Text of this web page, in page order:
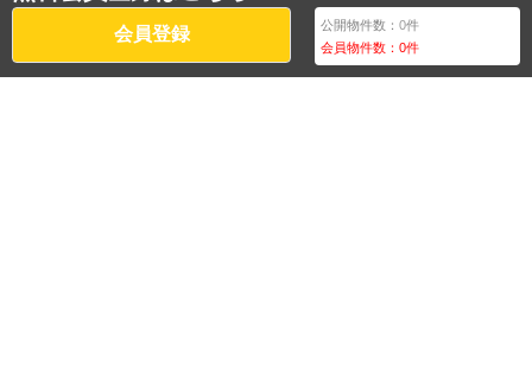
会員登録 公開物件数：0件
会員物件数：0件